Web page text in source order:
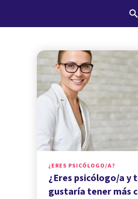
¿ERES PSICÓLOGO/A?
¿Eres psicólogo/a y
gustaría tener más